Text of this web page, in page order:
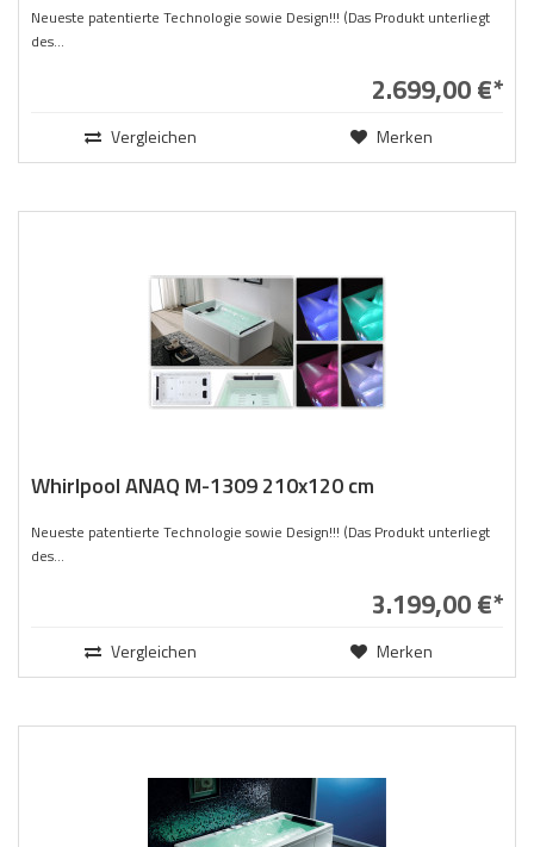
Neueste patentierte Technologie sowie Design!!! (Das Produkt unterliegt
des...
2.699,00 €*
Vergleichen Merken
Whirlpool ANAQ M-1309 210x120 cm
Neueste patentierte Technologie sowie Design!!! (Das Produkt unterliegt
des...
3.199,00 €*
Vergleichen Merken